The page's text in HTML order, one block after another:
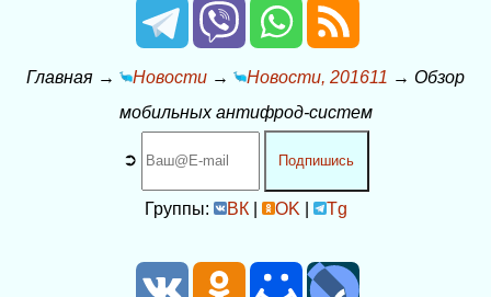
Главная → Новости → Новости, 201611 → Обзор
мобильных антифрод-систем
➲ Подпишись
Группы: ВК| OK Tg